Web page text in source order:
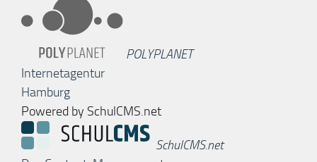
POLYPLANET
Internetagentur
Hamburg
Powered by SchulCMS.net
SchulCMS.net